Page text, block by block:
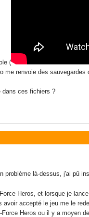
(
me renvoie des sauvegardes
dans ces fichiers ?
là-dessus, j'ai pû
Heros, et lorsque je
accepté le jeu me le
Heros ou il y a moyen